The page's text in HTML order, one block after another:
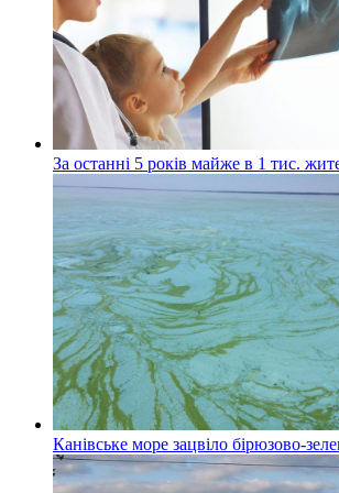
За останні 5 років майже в 1 тис.
Канівське море зацвіло бірюзово-